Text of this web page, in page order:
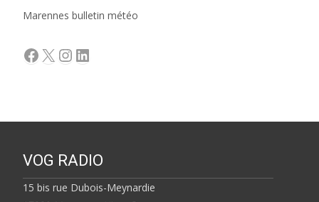
Marennes bulletin météo
Facebook
X Instagram
LinkedIn
VOG RADIO
15 bis rue Dubois-Meynardie